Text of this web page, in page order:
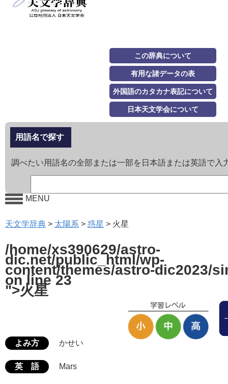
この辞典について
有用な諸データの表
外国語のカタカナ表記について
日本天文学会について
用語名で探す
調べたい用語名の全部または一部を日本語または英語で入
MENU
天文学辞典 > 太陽系 > 惑星 > 火星
/home/xs390629/astro-
dic.net/public_html/wp-
content/themes/astro-dic2023/
on line 23
">火星
よみ方 かせい
英 語 Mars